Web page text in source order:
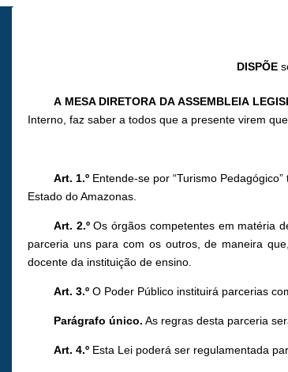
DISPÕE
A MESA DIRETORA DA ASSEMBLEIA
Interno, faz saber a todos que a presente virem
Art. 1.º Entende-se por “Turismo
Estado do Amazonas.
Art. 2.ºOs órgãos competentes em matéria
parceria uns para com os outros, de maneira
docente da instituição de ensino.
Art. 3.º O Poder Público instituirá parcerias
Parágrafo único. As regras desta parceria
Art. 4.º Esta Lei poderá ser regulamentada